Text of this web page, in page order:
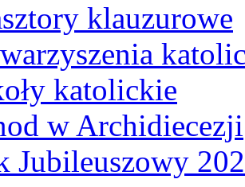
klauzurowe
katolickie
w Archidiecezji
Jubileuszowy